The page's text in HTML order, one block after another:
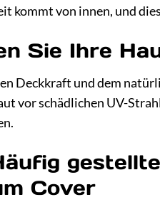
kommt von innen, und
Sie Ihre
Deckkraft und dem
vor schädlichen UV-
Cover